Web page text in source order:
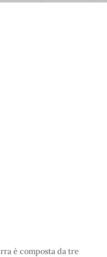
è composta da tre